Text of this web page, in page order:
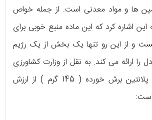
ها و مواد معدنی است. از جمله خواص
این اشاره کرد که این ماده منبع خوبی برای
و از این رو تنها یک بخش از یک رژیم
را ارائه می کند. به نقل از وزارت کشاورزی
آمریکا، یک فنجان پلانتین برش خورده ( 145 گرم ) از ارزش
است: